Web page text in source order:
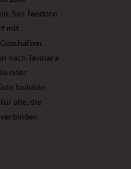
San Teodoro
mit
nach Tavolara
oder
beliebte
alle, die